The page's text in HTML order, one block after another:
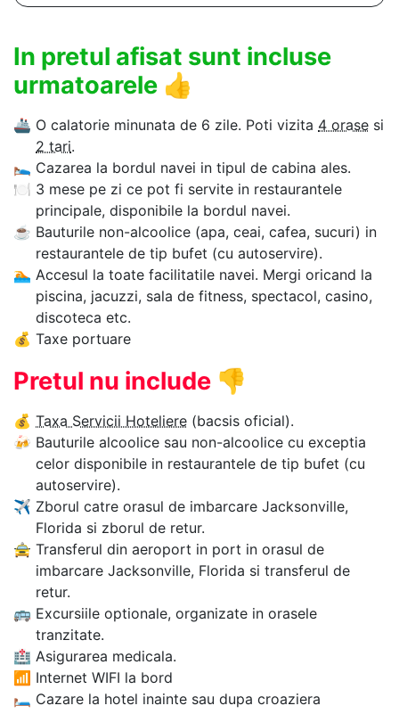
In pretul afisat sunt incluse
urmatoarele 👍
🚢 O calatorie minunata de 6 zile. Poti vizita 4 orase si
2 tari.
🛌 Cazarea la bordul navei in tipul de cabina ales.
🍽 3 mese pe zi ce pot fi servite in restaurantele
principale, disponibile la bordul navei.
☕ Bauturile non-alcoolice (apa, ceai, cafea, sucuri) in
restaurantele de tip bufet (cu autoservire).
🏊‍ Accesul la toate facilitatile navei. Mergi oricand la
piscina, jacuzzi, sala de fitness, spectacol, casino,
discoteca etc.
💰 Taxe portuare
Pretul nu include 👎
💰 Taxa Servicii Hoteliere (bacsis oficial).
🍻 Bauturile alcoolice sau non-alcoolice cu exceptia
celor disponibile in restaurantele de tip bufet (cu
autoservire).
✈ Zborul catre orasul de imbarcare Jacksonville,
Florida si zborul de retur.
🚖 Transferul din aeroport in port in orasul de
imbarcare Jacksonville, Florida si transferul de
retur.
🚌 Excursiile optionale, organizate in orasele
tranzitate.
🏥 Asigurarea medicala.
📶 Internet WIFI la bord
🛏 Cazare la hotel inainte sau dupa croaziera